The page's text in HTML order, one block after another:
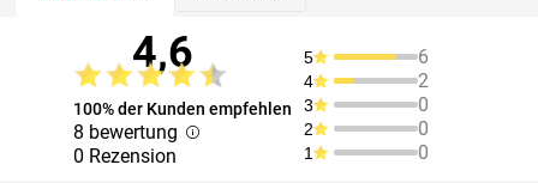
4,6
100% der Kunden empfehlen
8 bewertung
0 Rezension
5 6
4 2
3 0
2 0
1 0